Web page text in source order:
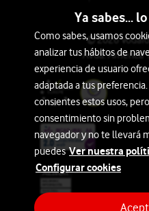
© 2026
Avda. América
Ya sabes...
Como sabes, usamos
analizar tus hábitos de
experiencia de usuario
adaptada a tus
consientes estos usos,
consentimiento sin
navegador y no te llevará
puedesVer nuestra
Configurar cookies